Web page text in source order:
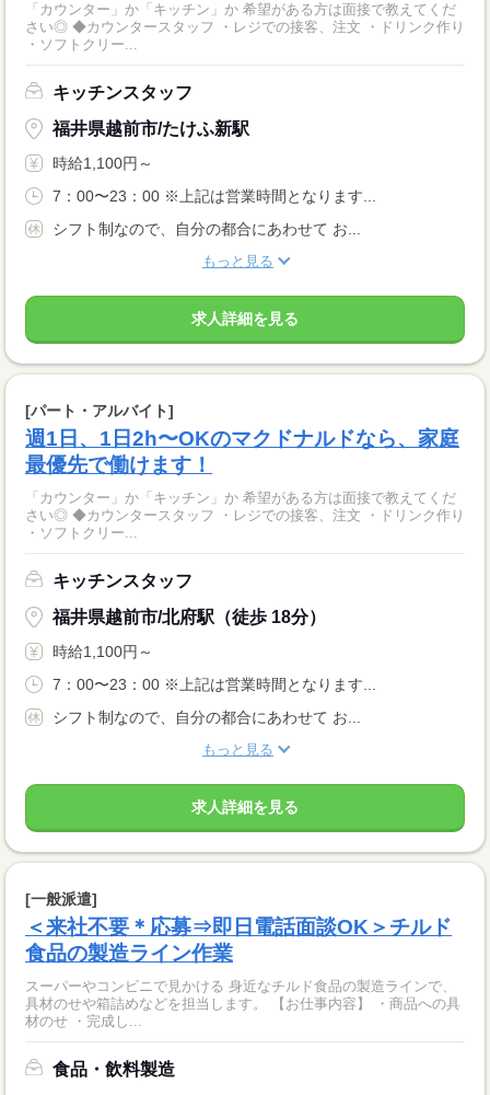
「カウンター」か「キッチン」か 希望がある方は面接で教えてくだ
さい◎ ◆カウンタースタッフ ・レジでの接客、注文 ・ドリンク作り
・ソフトクリー...
キッチンスタッフ
福井県越前市/たけふ新駅
時給1,100円～
7：00〜23：00 ※上記は営業時間となります...
シフト制なので、自分の都合にあわせて お...
もっと見る
求人詳細を見る
[パート・アルバイト]
週1日、1日2h〜OKのマクドナルドなら、家庭
最優先で働けます！
「カウンター」か「キッチン」か 希望がある方は面接で教えてくだ
さい◎ ◆カウンタースタッフ ・レジでの接客、注文 ・ドリンク作り
・ソフトクリー...
キッチンスタッフ
福井県越前市/北府駅（徒歩 18分）
時給1,100円～
7：00〜23：00 ※上記は営業時間となります...
シフト制なので、自分の都合にあわせて お...
もっと見る
求人詳細を見る
[一般派遣]
＜来社不要＊応募⇒即日電話面談OK＞チルド
食品の製造ライン作業
スーパーやコンビニで見かける 身近なチルド食品の製造ラインで、
具材のせや箱詰めなどを担当します。 【お仕事内容】 ・商品への具
材のせ ・完成し...
食品・飲料製造